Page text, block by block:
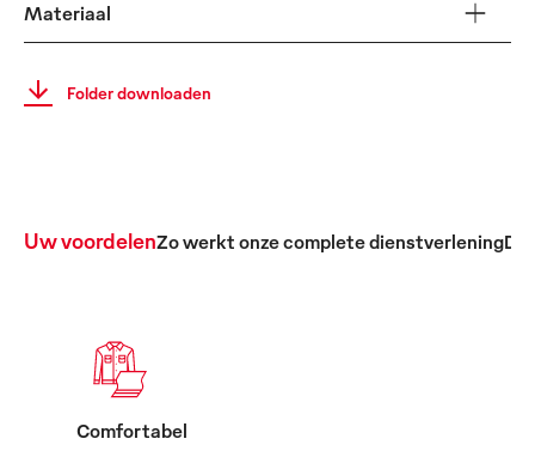
Materiaal
Folder downloaden
Uw voordelenZo werkt onze complete dienstverleningDe
Comfortabel